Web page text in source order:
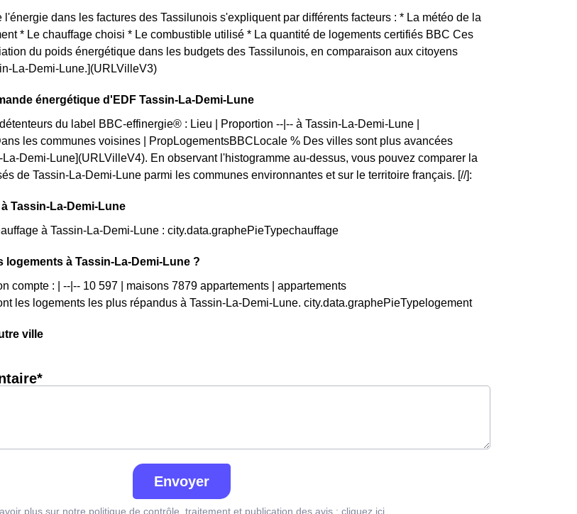
l'énergie dans les factures des Tassilunois s'expliquent par différents facteurs : * La météo de la
* Le chauffage choisi * Le combustible utilisé * La quantité de logements certifiés BBC Ces
du poids énergétique dans les budgets des Tassilunois, en comparaison aux citoyens
La-Demi-Lune.](URLVilleV3)
énergétique d'EDF Tassin-La-Demi-Lune
du label BBC-effinergie® : Lieu | Proportion --|-- à Tassin-La-Demi-Lune |
les communes voisines | PropLogementsBBCLocale % Des villes sont plus avancées
Demi-Lune](URLVilleV4). En observant l'histogramme au-dessus, vous pouvez comparer la
de Tassin-La-Demi-Lune parmi les communes environnantes et sur le territoire français. [//]:
Tassin-La-Demi-Lune
à Tassin-La-Demi-Lune : city.data.graphePieTypechauffage
logements à Tassin-La-Demi-Lune ?
compte : | --|-- 10 597 | maisons 7879 appartements | appartements
les logements les plus répandus à Tassin-La-Demi-Lune. city.data.graphePieTypelogement
ville
Envoyer
plus sur notre politique de contrôle, traitement et publication des avis : cliquez ici